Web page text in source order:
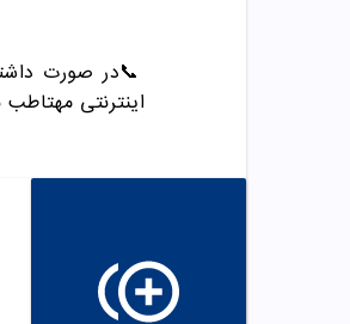
📞در صورت داشتن
اینترنتی مهتاطب